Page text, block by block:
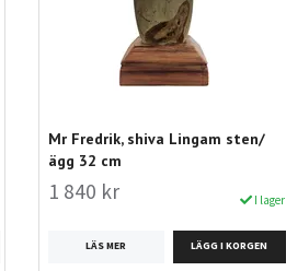
Mr Fredrik, shiva Lingam sten/
ägg 32 cm
1 840 kr I lager
LÄS MER